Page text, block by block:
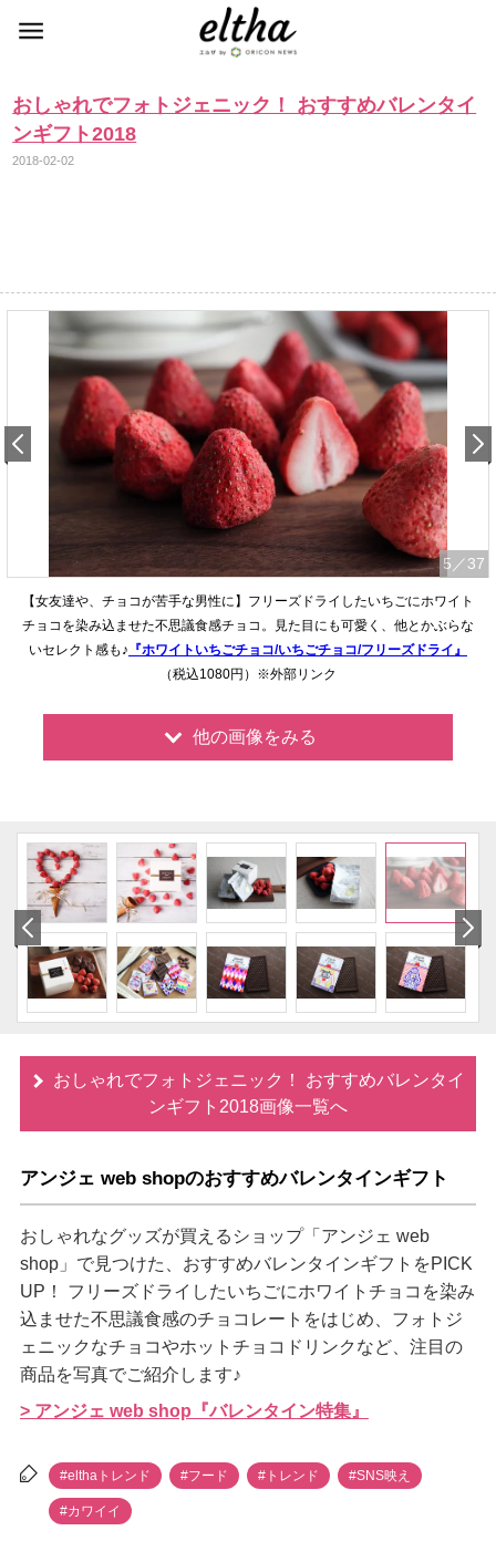
おしゃれでフォトジェニック！ おすすめバレンタイ
ンギフト2018
2018-02-02
5 ／37
【女友達や、チョコが苦手な男性に】フリーズドライしたいちごにホワイト
チョコを染み込ませた不思議食感チョコ。見た目にも可愛く、他とかぶらな
いセレクト感も♪ 『ホワイトいちごチョコ/いちごチョコ/フリーズドライ』
（税込1080円）※外部リンク
他の画像をみる
おしゃれでフォトジェニック！ おすすめバレンタイ
ンギフト2018画像一覧へ
アンジェ web shopのおすすめバレンタインギフト
おしゃれなグッズが買えるショップ「アンジェ web
shop」で見つけた、おすすめバレンタインギフトをPICK
UP！ フリーズドライしたいちごにホワイトチョコを染み
込ませた不思議食感のチョコレートをはじめ、フォトジ
ェニックなチョコやホットチョコドリンクなど、注目の
商品を写真でご紹介します♪
> アンジェ web shop『バレンタイン特集』
#elthaトレンド #フード #トレンド #SNS映え
#カワイイ